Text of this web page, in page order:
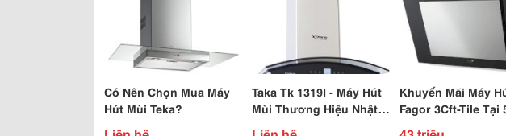
Có Nên Chọn Mua Máy
Hút Mùi Teka?
Taka Tk 1319I - Máy Hút
Mùi Thương Hiệu Nhật
Bản
Khuyến Mãi Máy
Fagor 3Cft-Tile Tại
Hoàng Văn Thụ-Tân